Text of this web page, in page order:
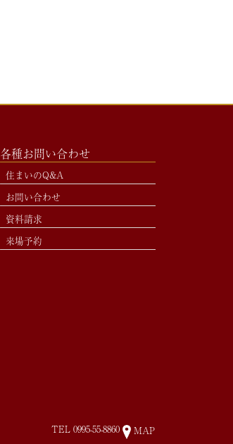
各種お問い合わせ
住まいのQ&A
お問い合わせ
資料請求
来場予約
TEL0995-55-8860 MAP